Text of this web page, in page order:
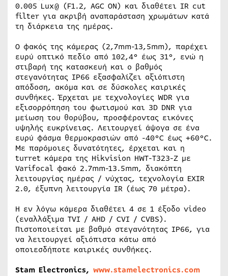
0.005 Lux@ (F1.2, AGC ON) και διαθέτει IR cut
filter για ακριβή αναπαράσταση χρωμάτων κατά
τη διάρκεια της ημέρας.
Ο φακός της κάμερας (2,7mm-13,5mm), παρέχει
ευρύ οπτικό πεδίο από 102,4° έως 31°, ενώ η
στιβαρή της κατασκευή και ο βαθμός
στεγανότητας IP66 εξασφαλίζει αξιόπιστη
απόδοση, ακόμα και σε δύσκολες καιρικές
συνθήκες. Έρχεται με τεχνολογίες WDR για
εξισορρόπηση του φωτισμού και 3D DNR για
μείωση του θορύβου, προσφέροντας εικόνες
υψηλής ευκρίνειας. Λειτουργεί άψογα σε ένα
ευρύ φάσμα θερμοκρασιών από -40°C έως +60°C.
Με παρόμοιες δυνατότητες, έρχεται και η
turret κάμερα της Hikvision HWT-T323-Z με
Varifocal φακό 2.7mm-13.5mm, διακόπτη
λειτουργίας ημέρας / νύχτας, τεχνολογία EXIR
2.0, έξυπνη λειτουργία IR (έως 70 μέτρα).
Η εν λόγω κάμερα διαθέτει 4 σε 1 έξοδο video
(εναλλάξιμα TVI / AHD / CVI / CVBS).
Πιστοποιείται με βαθμό στεγανότητας IP66, για
να λειτουργεί αξιόπιστα κάτω από
οποιεσδήποτε καιρικές συνθήκες.
Stam Electronics, www.stamelectronics.com